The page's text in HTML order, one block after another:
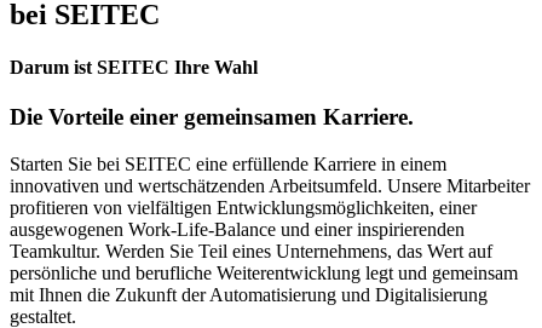
bei SEITEC
Darum ist SEITEC Ihre Wahl
Die Vorteile einer gemeinsamen Karriere.
Starten Sie bei SEITEC eine erfüllende Karriere in einem
innovativen und wertschätzenden Arbeitsumfeld. Unsere Mitarbeiter
profitieren von vielfältigen Entwicklungsmöglichkeiten, einer
ausgewogenen Work-Life-Balance und einer inspirierenden
Teamkultur. Werden Sie Teil eines Unternehmens, das Wert auf
persönliche und berufliche Weiterentwicklung legt und gemeinsam
mit Ihnen die Zukunft der Automatisierung und Digitalisierung
gestaltet.